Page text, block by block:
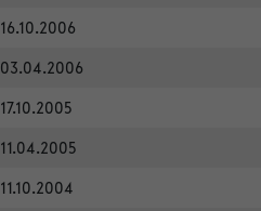
16.10.2006
03.04.2006
17.10.2005
11.04.2005
11.10.2004